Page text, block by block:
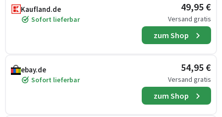
Kaufland.de
Sofort lieferbar
49,95 €
Versand gratis
zum Shop
ebay.de
Sofort lieferbar
54,95 €
Versand gratis
zum Shop